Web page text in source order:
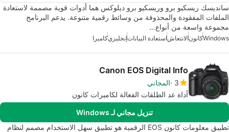
سانديسك ريسكيو برو وريسكيو برو ديلوكس هما أدوات قوية مصممة لاستعادة
الملفات المفقودة والمحذوفة من وسائط رقمية متنوعة. يدعم البرنامج
مجموعة واسعة من أنواع…
Windowsكانونالانتعاشاستعادة البياناتإنجليزيكاميرا
Canon EOS Digital Info
3 المجاني
أداة عد الطلقات الفعالة لكاميرات كانون
تنزيل مجاني لـ Windows
تطبيق معلومات كانون EOS الرقمية هو تطبيق سهل الاستخدام مصمم لنظام